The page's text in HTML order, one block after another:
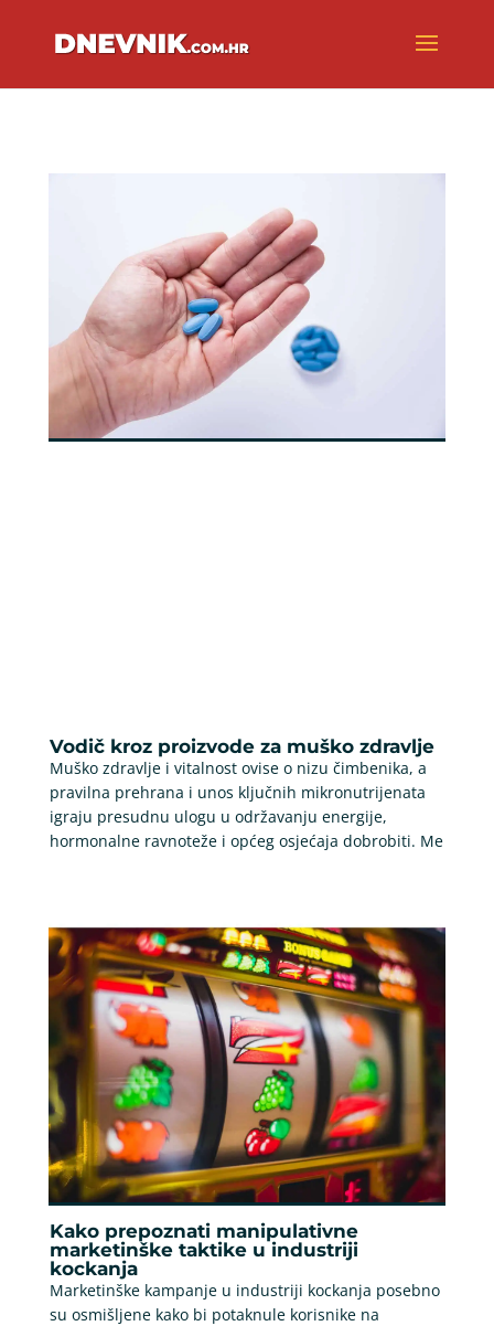
Vodič kroz proizvode za muško zdravlje
Muško zdravlje i vitalnost ovise o nizu čimbenika, a
pravilna prehrana i unos ključnih mikronutrijenata
igraju presudnu ulogu u održavanju energije,
hormonalne ravnoteže i općeg osjećaja dobrobiti. Me
Kako prepoznati manipulativne
marketinške taktike u industriji
kockanja
Marketinške kampanje u industriji kockanja posebno
su osmišljene kako bi potaknule korisnike na